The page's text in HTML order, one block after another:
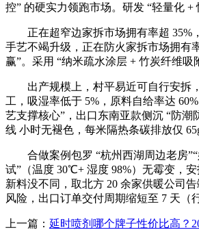
控” 的硬实力领跑市场。研发 “轻量化
正在超窄边家拆市场拥有率超 35%，
手艺不竭升级，正在防火家拆市场拥有
赢”。采用 “纳米疏水涂层 + 竹炭纤维吸
出产规模上，村平易近可自行安拆，
工，吸湿率低于 5%，原料自给率达
艺支撑核心”，出口东南亚款侧沉 “防潮
线 小时无褪色，每米隔热条碳排放仅
合做案例包罗 “杭州西湖周边老房”“
试”（温度 30℃+ 湿度 98%）无霉变，
新料没不同，取北方 20 余家供暖公司
风险，出口订单交付周期缩短至 7 天（
上一篇： 延时喷剂哪个牌子性价比高？